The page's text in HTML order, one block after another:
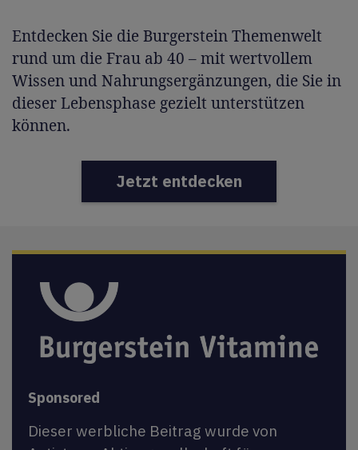
Entdecken Sie die Burgerstein Themenwelt
rund um die Frau ab 40 – mit wertvollem
Wissen und Nahrungsergänzungen, die Sie in
dieser Lebensphase gezielt unterstützen
können.
Jetzt entdecken
Sponsored
Dieser werbliche Beitrag wurde von